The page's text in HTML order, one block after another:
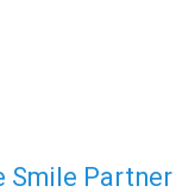
Smile Partner